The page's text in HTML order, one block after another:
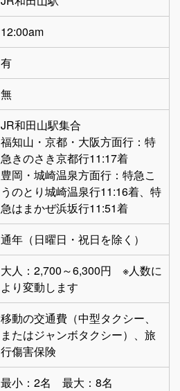
12:00am
有
無
JR和田山駅集合
福知山・京都・大阪方面行：特
急きのさき京都行11:17着
豊岡・城崎温泉方面行：特急こ
うのとり城崎温泉行11:16着、特
急はまかぜ浜坂行11:51着
通年（日曜日・祝日を除く）
大人：2,700～6,300円 ※人数に
より変動します
移動の交通費（中型タクシー、
またはジャンボタクシー）、旅
行傷害保険
最小：2名 最大：8名